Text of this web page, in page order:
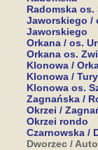
Radomska
Jaworskiego /
Jaworskiego
Orkana / os.
Orkana os.
Klonowa /
Klonowa /
Klonowa os.
Zagnańska /
Okrzei /
Okrzei rondo
Czarnowska /
Dworzec /